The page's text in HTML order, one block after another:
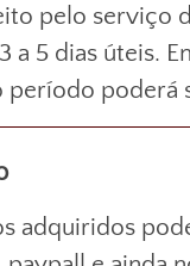
pelo serviço
a 5 dias úteis.
poderá
adquiridos